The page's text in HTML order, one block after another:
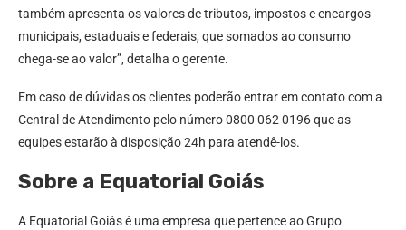
também apresenta os valores de tributos, impostos e encargos
municipais, estaduais e federais, que somados ao consumo
chega-se ao valor”, detalha o gerente.
Em caso de dúvidas os clientes poderão entrar em contato com a
Central de Atendimento pelo número 0800 062 0196 que as
equipes estarão à disposição 24h para atendê-los.
Sobre a Equatorial Goiás
A Equatorial Goiás é uma empresa que pertence ao Grupo